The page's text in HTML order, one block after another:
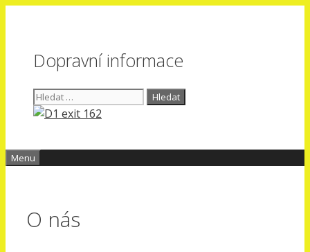
Dopravní informace
Hledat:
Menu
O nás